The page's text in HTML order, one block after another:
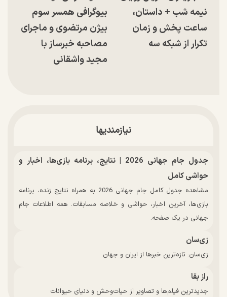
نیمه شب + داستان،
ساعت پخش و زمان
تکرار از شبکه سه
بیوگرافی همسر سوم
بیژن مرتضوی و ماجرای
مصاحبه خبرساز با
مجید واشقانی
نیازمندیها
جدول جام جهانی 2026 | نتایج، برنامه بازی‌ها، اخبار و
حواشی کامل
مشاهده جدول کامل جام جهانی 2026 به همراه نتایج زنده، برنامه
بازی‌ها، آخرین اخبار، حواشی و خلاصه مسابقات. همه اطلاعات جام
جهانی در یک صفحه.
زی‌سان
زی‌سان: تازه‌ترین خبرها از ایران و جهان
راز بقا
جدیدترین فیلم‌ها و تصاویر از حیات‌وحش و دنیای حیوانات